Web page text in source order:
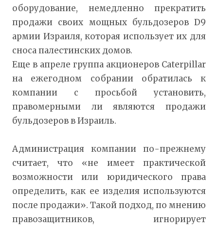
оборудование, немедленно прекратить
продажи своих мощных бульдозеров D9
армии Израиля, которая использует их для
сноса палестинских домов.
Еще в апреле группа акционеров Caterpillar
на ежегодном собрании обратилась к
компании с просьбой установить,
правомерными ли являются продажи
бульдозеров в Израиль.
Администрация компании по-прежнему
считает, что «не имеет практической
возможности или юридического права
определить, как ее изделия используются
после продажи». Такой подход, по мнению
правозащитников, игнорирует